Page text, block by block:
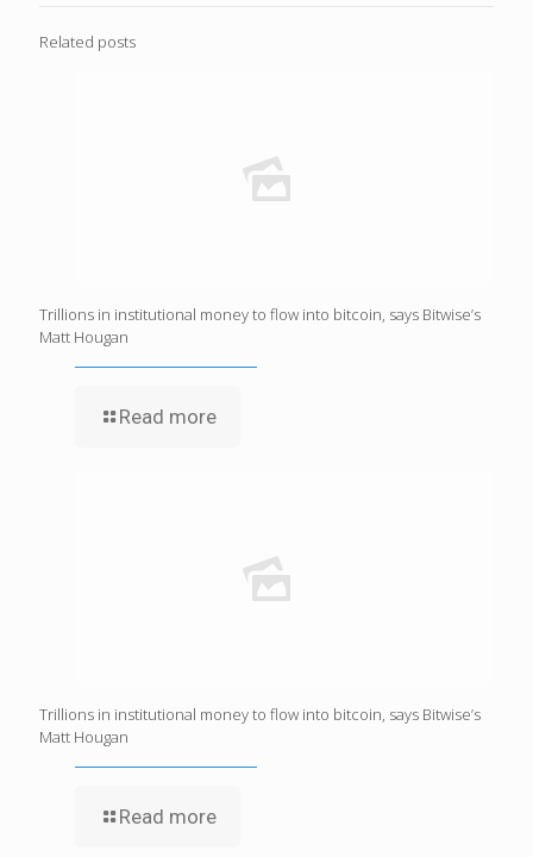
Related posts
Trillions in institutional money to flow into bitcoin, says Bitwise’s
Matt Hougan
Read more
Trillions in institutional money to flow into bitcoin, says Bitwise’s
Matt Hougan
Read more